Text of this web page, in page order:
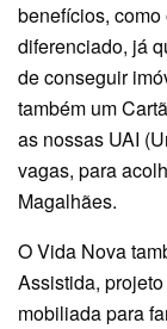
benefícios,
diferenciado, já
de conseguir
também um
as nossas UAI
vagas, para
Magalhães.
O Vida Nova
Assistida,
mobiliada para